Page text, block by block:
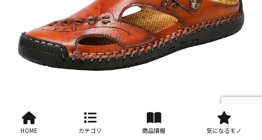
サンダルのアッパーは牛革で作られて、お客様はこの点を疑いません。
例年は革素材が薄いという声があったので、2023年は牛革の下に繊維を
HOME カテゴリ 商品情報 気になるモノ